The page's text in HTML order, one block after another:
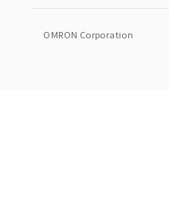
OMRON Corporation